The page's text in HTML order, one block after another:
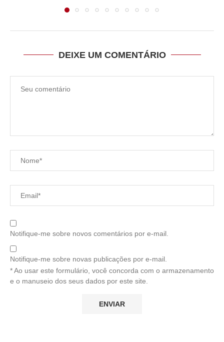
DEIXE UM COMENTÁRIO
Notifique-me sobre novos comentários por e-mail.
Notifique-me sobre novas publicações por e-mail.
* Ao usar este formulário, você concorda com o armazenamento
e o manuseio dos seus dados por este site.